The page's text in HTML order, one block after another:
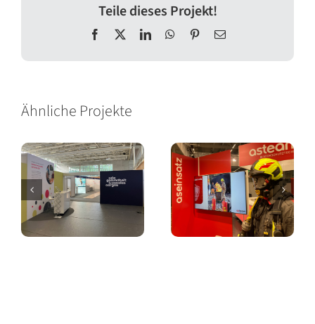
Teile dieses Projekt!
Facebook LinkedInWhatsApp
Pinterest
E-
Ähnliche Projekte
Messestand
Oda
Messestand
asteam